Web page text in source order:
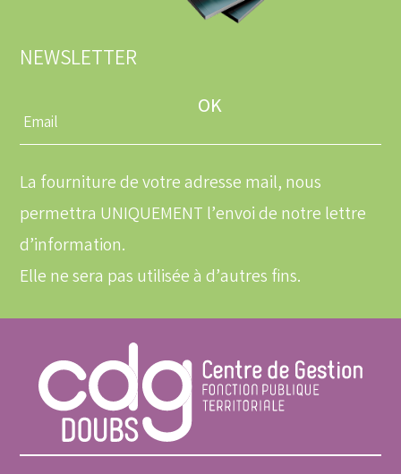
NEWSLETTER
Entrez
une
email
La fourniture de votre adresse mail, nous
permettra UNIQUEMENT l’envoi de notre lettre
d’information.
Elle ne sera pas utilisée à d’autres fins.